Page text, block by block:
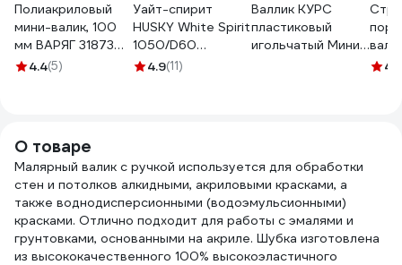
Полиакриловый
мини-валик, 100
мм ВАРЯГ 31873
тов-149014 (2 шт.)
4.4(5)
Уайт-спирит
HUSKY White Spirit
1050/D60
высокоочищенный,
4.9(11)
Валлик КУРС
пластиковый
игольчатый Мини,
4.6
О товаре
Малярный валик с ручкой используется для обработки
стен и потолков алкидными, акриловыми красками, а
также воднодисперсионными (водоэмульсионными)
красками. Отлично подходит для работы с эмалями и
грунтовками, основанными на акриле. Шубка изготовлена
из высококачественного 100% высокоэластичного